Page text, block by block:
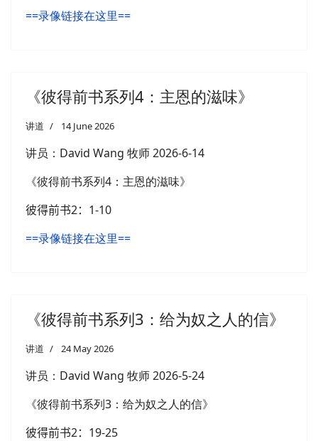
==录像链接在这里==
《彼得前书系列4：主恩的滋味》
讲道 14 June 2026
讲员： David Wang 牧师2026-6-14
《彼得前书系列4：主恩的滋味》
彼得前书2： 1-10
==录像链接在这里==
《彼得前书系列3：给为奴之人的信》
讲道 24 May 2026
讲员： David Wang 牧师2026-5-24
《彼得前书系列3： 给为奴之人的信》
彼得前书2： 19-25